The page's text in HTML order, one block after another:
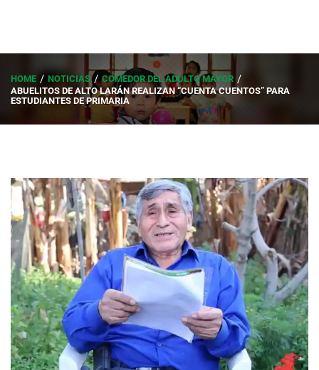
HOME NOTICIAS
COMEDOR DEL ADULTO MAYOR
ABUELITOS DE ALTO LARÁN REALIZAN “CUENTA CUENTOS” PARA
ESTUDIANTES DE PRIMARIA